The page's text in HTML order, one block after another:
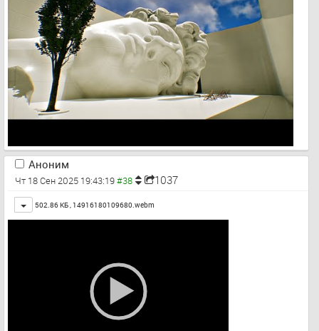
Аноним
Чт 18 Сен 2025 19:43:19 1037
Toggle
502.86 КБ , 14916180109680.webm